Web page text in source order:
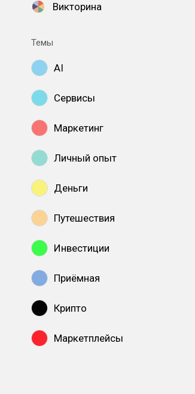
Викторина
Темы
AI
Сервисы
Маркетинг
Личный опыт
Деньги
Путешествия
Инвестиции
Приёмная
Крипто
Маркетплейсы